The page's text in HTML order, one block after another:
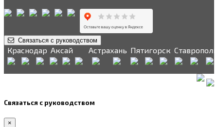
Связаться с руководством
Краснодар Аксай Астрахань Пятигорск Ставрополь
Связаться с руководством
×